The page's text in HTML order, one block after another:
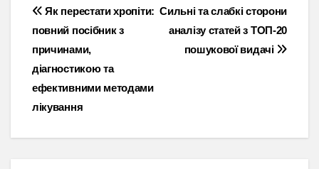
Навігація
записів
Сильні та слабкі сторони
аналізу статей з ТОП-20
пошукової видачі
Як перестати хропіти:
повний посібник з
причинами,
діагностикою та
ефективними методами
лікування